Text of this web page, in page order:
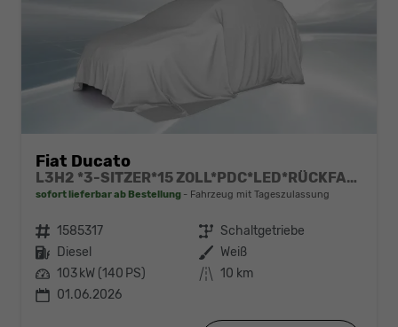
Fiat Ducato
L3H2 *3-SITZER*15 ZOLL*PDC*LED*RÜCKFAHRKAMERA*DAB*KLIMA*HECKTÜRE 260°*
sofort lieferbar ab Bestellung Fahrzeug mit Tageszulassung
Fahrzeugnr. 1585317 Getriebe Schaltgetriebe
Kraftstoff Diesel Außenfarbe Weiß
Leistung 103 kW (140 PS) Kilometerstand 10 km
01.06.2026